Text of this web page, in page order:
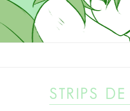
STRIPS